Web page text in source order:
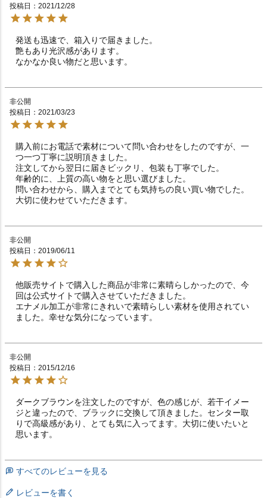
投稿日
2021/12/28
発送も迅速で、箱入りで届きました。
艶もあり光沢感があります。
なかなか良い物だと思います。
非公開
投稿日
2021/03/23
購入前にお電話で素材について問い合わせをしたのですが、一
つ一つ丁寧に説明頂きました。
注文してから翌日に届きビックリ、包装も丁寧でした。
年齢的に、上質の高い物をと思い選びました。
問い合わせから、購入までとても気持ちの良い買い物でした。
大切に使わせていただきます。
非公開
投稿日
2019/06/11
他販売サイトで購入した商品が非常に素晴らしかったので、今
回は公式サイトで購入させていただきました。
エナメル加工が非常にきれいで素晴らしい素材を使用されてい
ました。幸せな気分になっています。
非公開
投稿日
2015/12/16
ダークブラウンを注文したのですが、色の感じが、若干イメー
ジと違ったので、ブラックに交換して頂きました。センター取
りで高級感があり、とても気に入ってます。大切に使いたいと
思います。
すべてのレビューを見る
レビューを書く